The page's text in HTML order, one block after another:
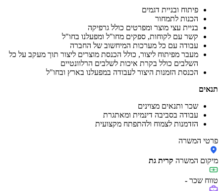
פיתוח ובניית דגמים
הכנות לתמחור
בניית עצי מוצר ומפרטים כולל גרפיקה
קשר עם לקוחות, ספקים מחו"ל ומפעלנו בחו"ל
עבודה עם כל מערכות המיחשוב של החברה
מעבר מפיתוח ליצור, כולל הכנסת מוצרים ליצור תוך מעקב על כל
השלבים כולל בקרת איכות לשלבים הרלוונטיים
הכנסת הזמנות היצור לעבודה במפעלנו בארץ ובחו"ל
תנאים
שכר ותנאים מצוינים
עבודה בסביבה דינמית ומאתגרת
הזדמנות לצמוח ולהתפתח מקצועית
פרטי המשרה
מיקום המשרה קרית גת
טווח שכר -